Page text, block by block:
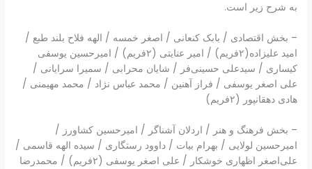
به شرح زیر است.
– بخش اقتصادی / بابک کنعانی / اصغر خمسه / الهه فلاح بلند طبع /
امید علیزاده(۲فریم) / امیر عنایتی (۲فریم) / امیرحسین یوسفی
کیساری / سیدعلی حسینی‌فر / شایان محرابی / سمیرا سرایانی /
علی اصغر یوسفی / فراز آهنین / محمد عباس نژاد / محمد مهیمنی /
هادی دهقانپور (۲فریم)
– بخش فرهنگ و هنر / اردلان آشناگر / امیرحسین کشاورز /
امیرحسین لولایی / بهرام بیات / داوود رستگاری / سیده الهه قاسمی /
علی‌اصغر اظهاری خوشکار / علی اصغر یوسفی (۲فریم) / محمدرضا